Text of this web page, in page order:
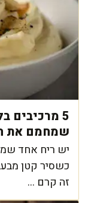
5
שמחמם את
יש ריח אחד
כשסיר קטן
זה קרם ...